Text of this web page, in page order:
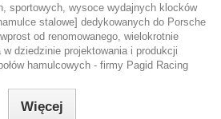
sportowych, wysoce wydajnych klocków
stalowe] dedykowanych do Porsche
od renomowanego, wielokrotnie
w dziedzinie projektowania i produkcji
hamulcowych - firmy Pagid Racing
Więcej